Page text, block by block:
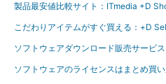
製品最安値比較サイト：ITmedia +D
こだわりアイテムがすぐ買える：+D
ソフトウェアダウンロード販売サービ
ソフトウェアのライセンスはまとめ買